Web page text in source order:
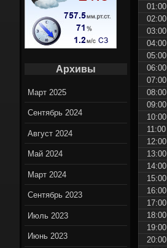
01:00
02:00
03:00
04:00
05:00
06:00
07:00
08:00
09:00
10:00
11:00
12:00
13:00
14:00
15:00
16:00
17:00
18:00
19:00
20:00
Архивы
Март 2025
Сентябрь 2024
Август 2024
Май 2024
Март 2024
Сентябрь 2023
Июль 2023
Июнь 2023